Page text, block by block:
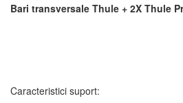
Bari transversale Thule + 2X Thule
Caracteristici suport: